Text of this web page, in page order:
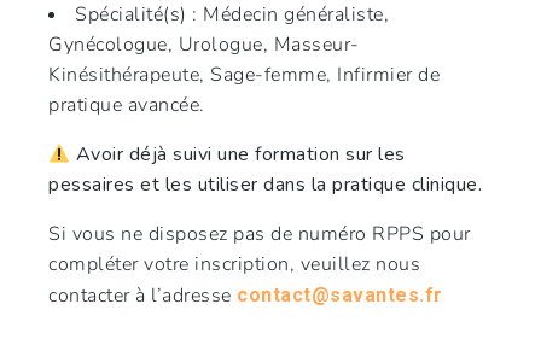
Spécialité(s) : Médecin généraliste,
Gynécologue, Urologue, Masseur-
Kinésithérapeute, Sage-femme, Infirmier de
pratique avancée.
Avoir déjà suivi une formation sur les
pessaires et les utiliser dans la pratique clinique.
Si vous ne disposez pas de numéro RPPS pour
compléter votre inscription, veuillez nous
contacter à l’adresse contact@savantes.fr